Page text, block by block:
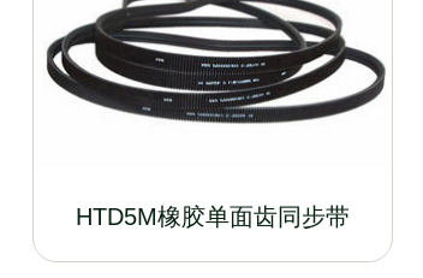
HTD5M橡胶单面齿同步带